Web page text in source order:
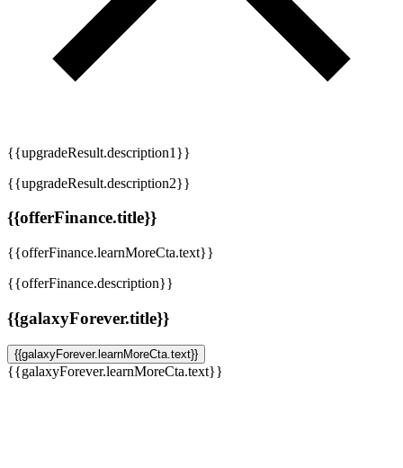
{{upgradeResult.description1}}
{{upgradeResult.description2}}
{{offerFinance.title}}
{{offerFinance.learnMoreCta.text}}
{{offerFinance.description}}
{{galaxyForever.title}}
{{galaxyForever.learnMoreCta.text}}
{{galaxyForever.learnMoreCta.text}}